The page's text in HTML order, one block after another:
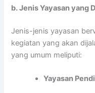
b. Jenis Yayasan yang
Jenis-jenis yayasan
kegiatan yang akan
yang umum meliputi:
Yayasan